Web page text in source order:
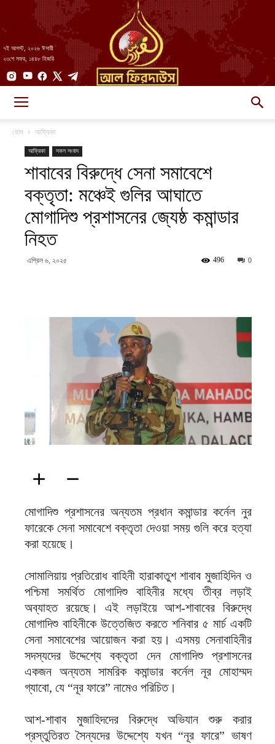
৭ই আগস্ট, ২০২৬ ঈসায়ী
২৩শে সফর, ১৪৪৮ হিজরি
||
আল-
হোম আফ্রিকা
আফ্রিকা সকল সংবাদ
শাবাবের বিরুদ্ধে সেনা সমাবেশে
বক্তৃতা: মঞ্চেই গুলির আঘাতে
মোগাদিশু প্রশাসনের জ্যেষ্ঠ কমান্ডার
নিহত
এপ্রিল ৬, ২০২৫ 0
496
মোগাদিশু প্রশাসনের অন্যতম প্রধান কমান্ডার কর্নেল নুর
ফারেকে সেনা সমাবেশে বক্তৃতা দেওয়া সময় গুলি করে হত্যা
করা হয়েছে।
সোমালিয়ায় প্রতিরোধ বাহিনী হারাকাতুশ শাবাব মুজাহিদিন ও
পশ্চিমা সমর্থিত মোগাদিশু বাহিনীর মধ্যে তীব্র লড়াই
অব্যাহত রয়েছে। এই লড়াইয়ে আশ-শাবাবের বিরুদ্ধে
মোগাদিশু বাহিনীকে উত্তেজিত করতে শনিবার ৫ মার্চ একটি
সেনা সমাবেশের আয়োজন করা হয়। এসময় সেনাবাহিনীর
সদস্যদের উদ্দেশ্যে বক্তৃতা দেন মোগাদিশু প্রশাসনের
একজন অন্যতম সামরিক কমান্ডার কর্নেল নূর মোহাম্মদ
গ্যাবো, যে “নূর ফারে” নামেও পরিচিত।
আশ-শাবাব মুজাহিদদের বিরুদ্ধে অভিযান শুরু করার
প্রস্তুতিরত সৈন্যদের উদ্দেশ্যে যখন “নূর ফারে” ভাষণ